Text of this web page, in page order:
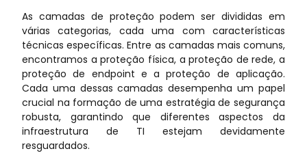
As camadas de proteção podem ser divididas em
várias categorias, cada uma com características
técnicas específicas. Entre as camadas mais comuns,
encontramos a proteção física, a proteção de rede, a
proteção de endpoint e a proteção de aplicação.
Cada uma dessas camadas desempenha um papel
crucial na formação de uma estratégia de segurança
robusta, garantindo que diferentes aspectos da
infraestrutura de TI estejam devidamente
resguardados.